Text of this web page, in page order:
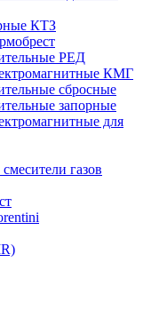
КТЗ
РЕД
КМГ
сбросные
запорные
для
газов